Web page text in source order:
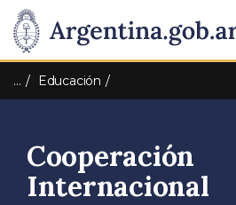
Presidencia
de
Nación
Pasar al contenido principal
… Educación
Cooperación
Internacional